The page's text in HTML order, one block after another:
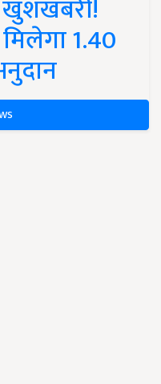
खुशखबरी!
मिलेगा 1.40